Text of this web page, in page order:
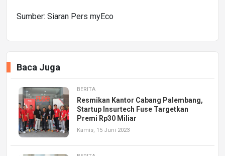
Sumber: Siaran Pers myEco
Baca Juga
BERITA
Resmikan Kantor Cabang Palembang,
Startup Insurtech Fuse Targetkan
Premi Rp30 Miliar
Kamis, 15 Juni 2023